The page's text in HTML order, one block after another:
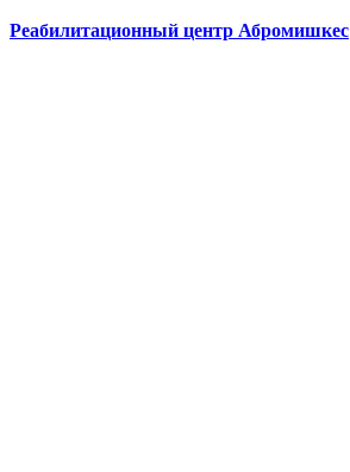
Реабилитационный центр Абромишкес